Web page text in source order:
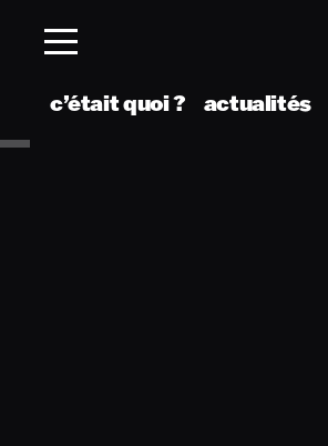
c’était quoi ? actualités